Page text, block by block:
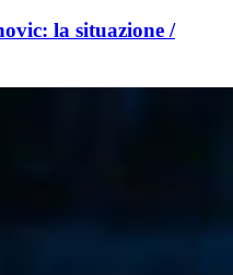
la situazione /